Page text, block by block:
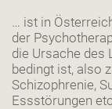
… ist in
der
die Ursache des
bedingt ist, also
Schizophrenie,
Essstörungen etc.